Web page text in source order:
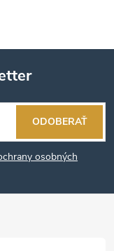
osobných
ODOBERAŤ